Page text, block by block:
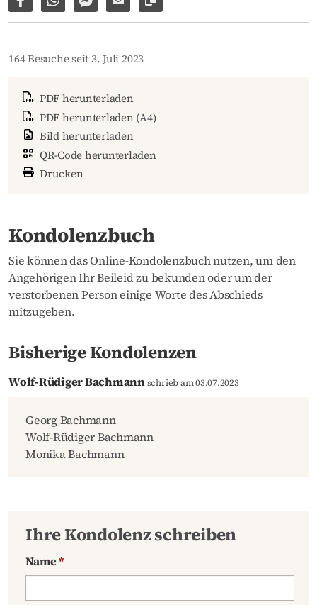
Auf Facebook teilen
Per WhatsApp weiterleiten
Per Facebook Messenger weiterleiten
Per E-Mail versenden
Link zur Seite kopieren
164 Besuche seit 3. Juli 2023
PDF herunterladen
PDF herunterladen (A4)
Bild herunterladen
QR-Code herunterladen
Drucken
Kondolenzbuch
Sie können das Online-Kondolenzbuch nutzen, um den
Angehörigen Ihr Beileid zu bekunden oder um der
verstorbenen Person einige Worte des Abschieds
mitzugeben.
Bisherige Kondolenzen
Wolf-Rüdiger Bachmannschrieb am 03.07.2023
Georg Bachmann
Wolf-Rüdiger Bachmann
Monika Bachmann
Ihre Kondolenz schreiben
Name*